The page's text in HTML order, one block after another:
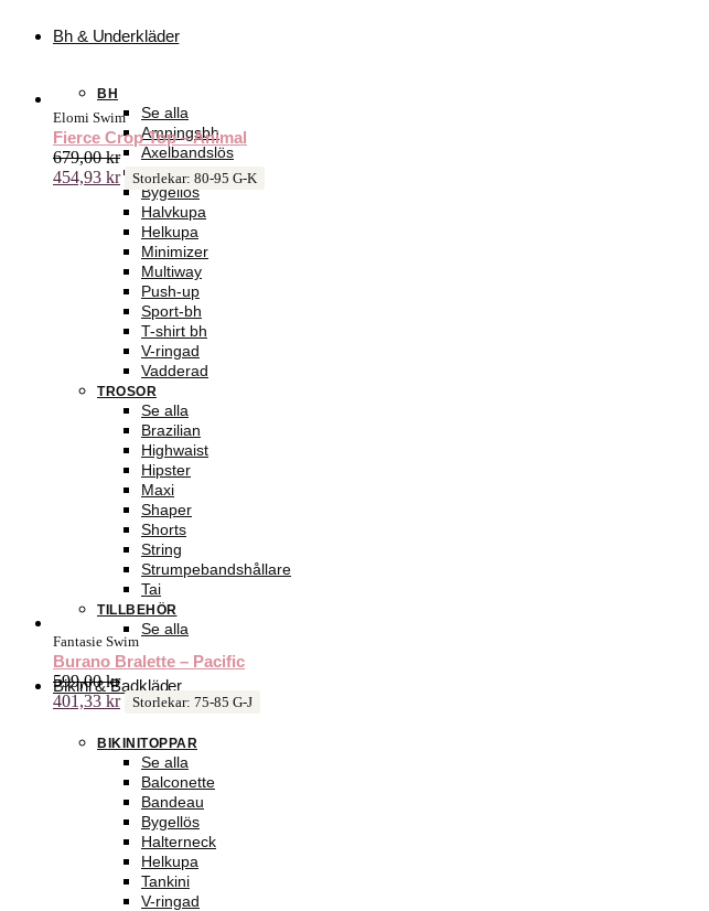
Bh & Underkläder
BH
Se alla
Amningsbh
Axelbandslös
Balconette
Bygellös
Halvkupa
Helkupa
Minimizer
Multiway
Push-up
Sport-bh
T-shirt bh
V-ringad
Vadderad
TROSOR
Se alla
Brazilian
Highwaist
Hipster
Maxi
Shaper
Shorts
String
Strumpebandshållare
Tai
TILLBEHÖR
Se alla
Bikini & Badkläder
BIKINITOPPAR
Se alla
Balconette
Bandeau
Bygellös
Halterneck
Helkupa
Tankini
V-ringad
Elomi Swim
Fierce Crop Top – Animal
679,00kr
454,93 kr Storlekar: 80-95 G-K
Fantasie Swim
Burano Bralette – Pacific
599,00kr
401,33 kr Storlekar: 75-85 G-J